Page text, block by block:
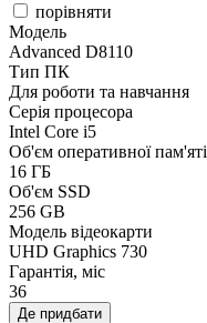
порівняти
Модель
Advanced D8110
Тип ПК
Для роботи та навчання
Серія процесора
Intel Core i5
Об'єм оперативної пам'яті
16 ГБ
Об'єм SSD
256 GB
Модель відеокарти
UHD Graphics 730
Гарантія, міс
36
Де придбати